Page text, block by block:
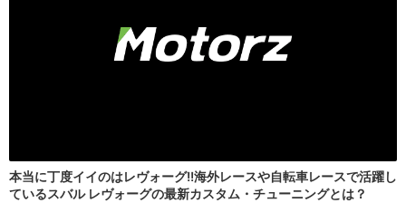
本当に丁度イイのはレヴォーグ!!海外レースや自転車レースで活躍し
ているスバル レヴォーグの最新カスタム・チューニングとは？